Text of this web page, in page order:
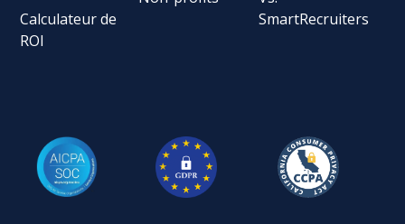
Calculateur de
ROI
SmartRecruiters